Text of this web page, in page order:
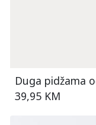
Duga pidžama
39,95 KM